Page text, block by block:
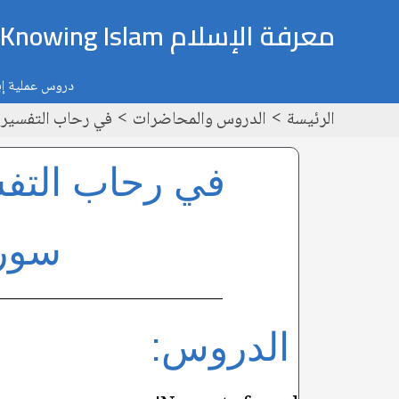
معرفة الإسلام Knowing Islam
دروس عملية
الرئيسة الدروس والمحاضرات في رحاب التفسير
في رحاب
الدروس: